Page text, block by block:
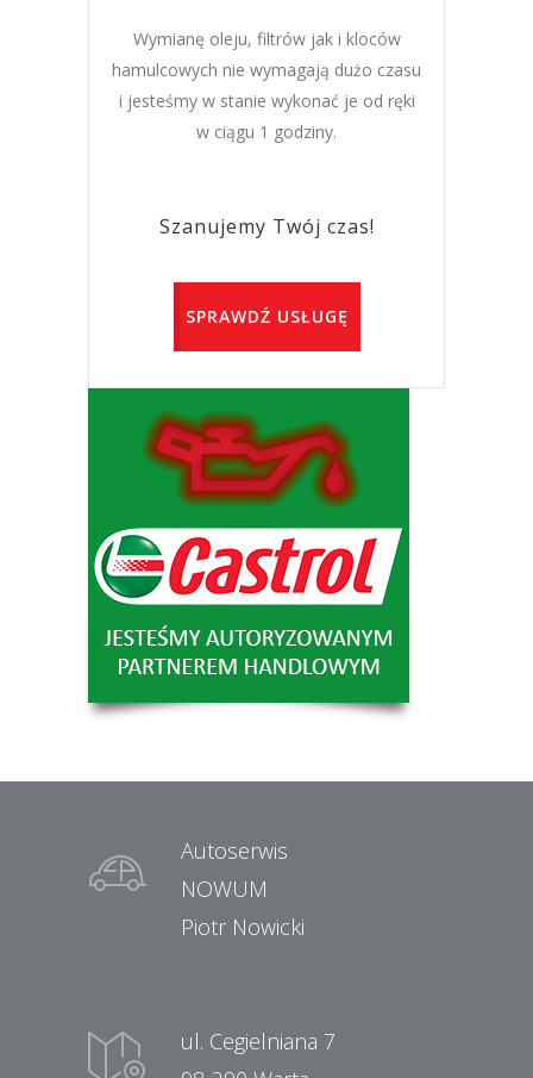
Wymianę oleju, filtrów jak i kloców
hamulcowych nie wymagają dużo czasu
i jesteśmy w stanie wykonać je od ręki
w ciągu 1 godziny.
Szanujemy Twój czas!
SPRAWDŹ USŁUGĘ
Autoserwis
NOWUM
Piotr Nowicki
ul. Cegielniana 7